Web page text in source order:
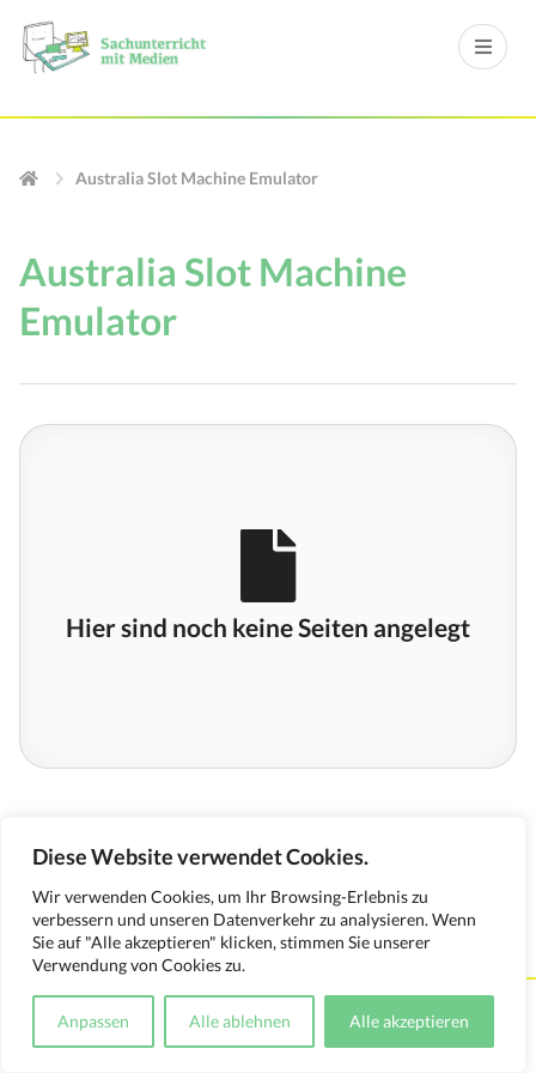
Diese Website verwendet Cookies.
Wir verwenden Cookies, um Ihr Browsing-Erlebnis zu
verbessern und unseren Datenverkehr zu analysieren. Wenn
Sie auf "Alle akzeptieren" klicken, stimmen Sie unserer
Verwendung von Cookies zu.
Anpassen Alle ablehnen Alle akzeptieren
Australia Slot Machine Emulator
Australia Slot Machine
Emulator
Hier sind noch keine Seiten angelegt
Kontakt Impressum Datenschutzerklärung
Medienverwendungsnachweis